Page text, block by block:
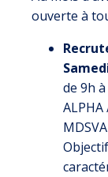
ouverte à
de 9h
ALPHA
MDSVA